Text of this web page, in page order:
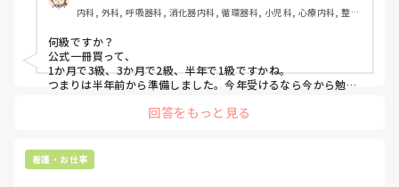
内科, 外科, 呼吸器科, 消化器内科, 循環器科, 小児科, 心療内科, 整形
合診療科, 救急科, 超急性期, ICU, CCU, HCU, その他の科, ママナー
ス, 外来, 神経内科, 脳神経外科, NICU, 消化器外科, 一般病院, 慢性
期, 回復期, 終末期, オペ室, 透析, 検診・健診
何級ですか？
公式一冊買って、
1か月で3級、3か月で2級、半年で1級ですかね。
つまりは半年前から準備しました。今年受けるなら今から勉強
公式問題集を周回して、でてくる心電図の回答を根拠持って人
やり方は大学の受験勉強と一緒です。1教科しかないので、や
ることも少ないですし、案外暗記科目なのでパターンを覚えて
回答をもっと見る
看護・お仕事